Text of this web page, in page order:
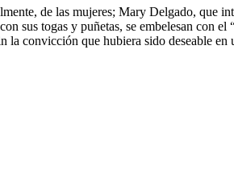
de las mujeres; Mary Delgado, que
sus togas y puñetas, se embelesan con
convicción que hubiera sido deseable